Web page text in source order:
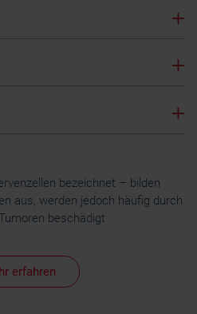
bezeichnet – bilden
aus, werden jedoch häufig durch
beschädigt
erfahren